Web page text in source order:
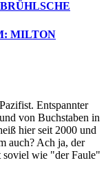
MILTON
Entspannter
von Buchstaben in
hier seit 2000 und
auch? Ach ja, der
soviel wie "der Faule"